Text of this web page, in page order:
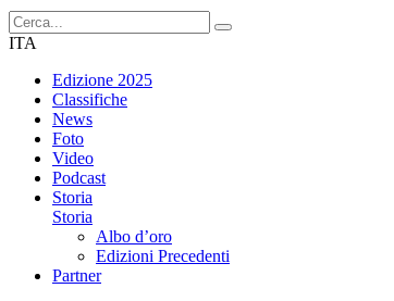
ITA
Edizione 2025
Classifiche
News
Foto
Video
Podcast
Storia
Storia
Albo d’oro
Edizioni Precedenti
Partner